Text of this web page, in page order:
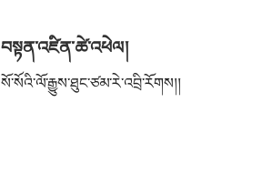
བསྟན་འཛིན་ཚེ་འཕེལ།
སོ་སོའི་ལོ་རྒྱུས་ཐུང་ཙམ་རེ་འབྲི་རོགས།།